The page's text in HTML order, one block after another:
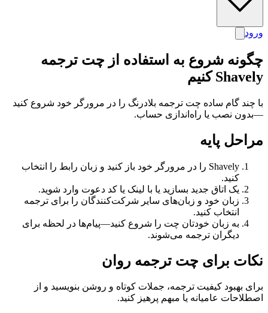
ورود
چگونه شروع به استفاده از چت ترجمه
Shavely کنیم
با چند گام ساده چت ترجمه بلادرنگ را در مرورگر خود شروع کنید
—بدون نصب یا راه‌اندازی حساب.
مراحل پایه
Shavely را در مرورگر خود باز کنید و زبان رابط را انتخاب
کنید.
یک اتاق جدید بسازید یا با لینک یا کد دعوت وارد شوید.
زبان خود و زبان‌های سایر شرکت‌کنندگان را برای ترجمه
انتخاب کنید.
به زبان خودتان چت را شروع کنید—پیام‌ها در لحظه برای
دیگران ترجمه می‌شوند.
نکات برای چت ترجمه روان
برای بهبود کیفیت ترجمه، جملات کوتاه و روشن بنویسید و از
اصطلاحات عامیانه یا مبهم پرهیز کنید.